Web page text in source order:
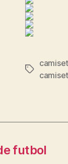
Etiquetas
futbol